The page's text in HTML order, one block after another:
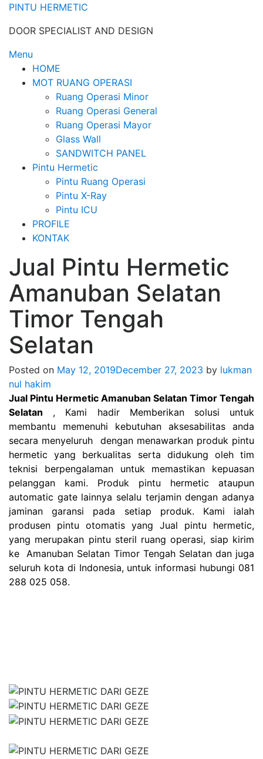
Skip
content
PINTU HERMETIC
DOOR SPECIALIST AND DESIGN
Menu
HOME
MOT RUANG OPERASI
Ruang Operasi Minor
Ruang Operasi General
Ruang Operasi Mayor
Glass Wall
SANDWITCH PANEL
Pintu Hermetic
Pintu Ruang Operasi
Pintu X-Ray
Pintu ICU
PROFILE
KONTAK
Jual Pintu Hermetic
Amanuban Selatan
Timor Tengah
Selatan
Posted on May 12, 2019December 27, 2023 by lukman
nul hakim
Jual Pintu Hermetic Amanuban Selatan Timor Tengah
Selatan , Kami hadir Memberikan solusi untuk
membantu memenuhi kebutuhan aksesabilitas anda
secara menyeluruh dengan menawarkan produk pintu
hermetic yang berkualitas serta didukung oleh tim
teknisi berpengalaman untuk memastikan kepuasan
pelanggan kami. Produk pintu hermetic ataupun
automatic gate lainnya selalu terjamin dengan adanya
jaminan garansi pada setiap produk. Kami ialah
produsen pintu otomatis yang Jual pintu hermetic,
yang merupakan pintu steril ruang operasi, siap kirim
ke Amanuban Selatan Timor Tengah Selatan dan juga
seluruh kota di Indonesia, untuk informasi hubungi 081
288 025 058.